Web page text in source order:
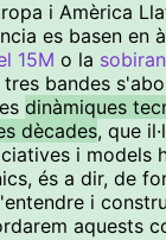
i Amèrica
es basen en
15M o la
bandes
dinàmiques
dècades, que
i models
és a dir, de
i
aquests